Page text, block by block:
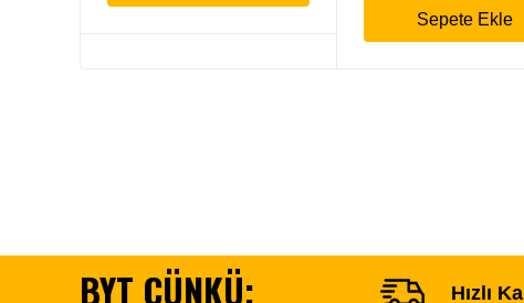
Sepete Ekle
BYT ÇÜNKÜ; Hızlı